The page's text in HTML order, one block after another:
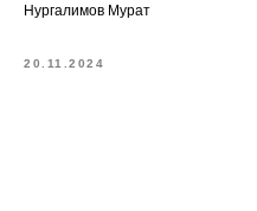
Нургалимов Мурат
20.11.2024